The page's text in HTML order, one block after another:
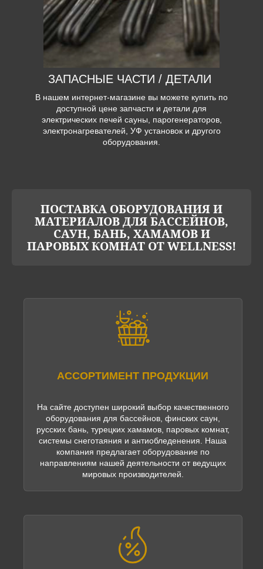
ЗАПАСНЫЕ ЧАСТИ / ДЕТАЛИ
В нашем интернет-магазине вы можете купить по
доступной цене запчасти и детали для
электрических печей сауны, парогенераторов,
электронагревателей, УФ установок и другого
оборудования.
ПОСТАВКА ОБОРУДОВАНИЯ И
МАТЕРИАЛОВ ДЛЯ БАССЕЙНОВ,
САУН, БАНЬ, ХАМАМОВ И
ПАРОВЫХ КОМНАТ ОТ WELLNESS!
АССОРТИМЕНТ ПРОДУКЦИИ
На сайте доступен широкий выбор качественного
оборудования для бассейнов, финских саун,
русских бань, турецких хамамов, паровых комнат,
системы снеготаяния и антиобледенения. Наша
компания предлагает оборудование по
направлениям нашей деятельности от ведущих
мировых производителей.